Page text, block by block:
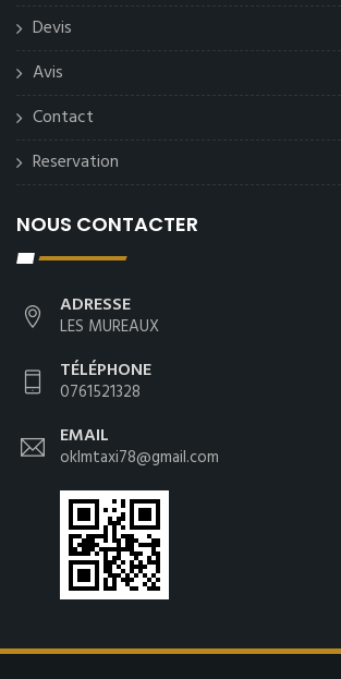
Devis
Avis
Contact
Reservation
NOUS CONTACTER
ADRESSE
LES MUREAUX
TÉLÉPHONE
0761521328
EMAIL
oklmtaxi78@gmail.com